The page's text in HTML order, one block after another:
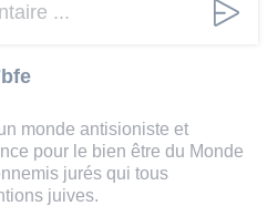
...
monde antisioniste et
pour le bien être du Monde
jurés qui tous
juives.